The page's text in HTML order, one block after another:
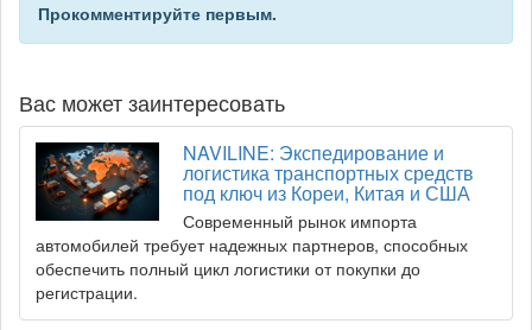
Прокомментируйте первым.
Вас может заинтересовать
NAVILINE: Экспедирование и
логистика транспортных средств
под ключ из Кореи, Китая и США
Современный рынок импорта
автомобилей требует надежных партнеров, способных
обеспечить полный цикл логистики от покупки до
регистрации.